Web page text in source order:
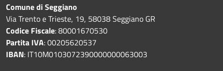
Comune di Seggiano
Via Trento e Trieste, 19, 58038 Seggiano GR
Codice Fiscale: 80001670530
Partita IVA: 00205620537
IBAN: IT10M0103072390000000063003